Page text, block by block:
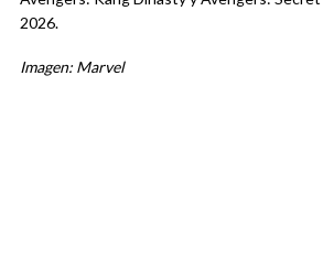
2026.
Imagen: Marvel